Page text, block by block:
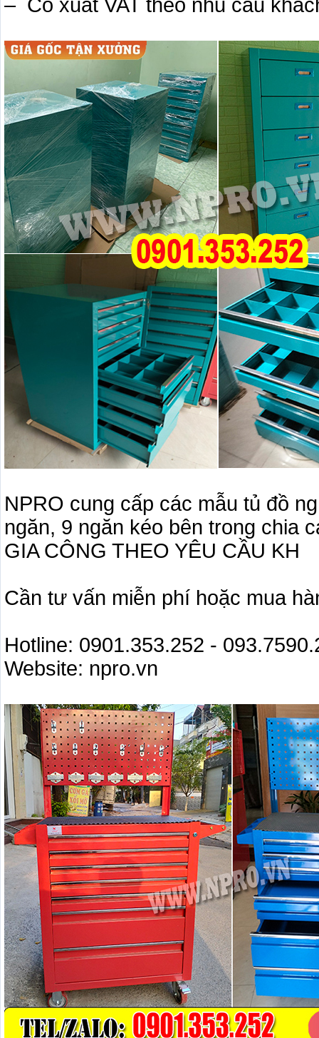
– Có xuất VAT theo nhu cầu
NPRO cung cấp các mẫu tủ đồ
ngăn, 9 ngăn kéo bên trong chia
GIA CÔNG THEO YÊU CẦU KH
Cần tư vấn miễn phí hoặc mua
Hotline: 0901.353.252 -
Website: npro.vn